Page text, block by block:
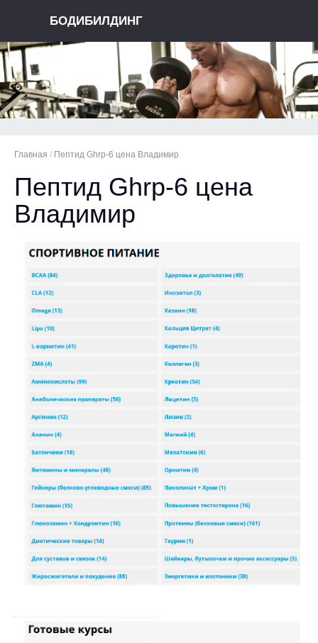
БОДИБИЛДИНГ
Главная / Пептид Ghrp-6 цена Владимир
Пептид Ghrp-6 цена
Владимир